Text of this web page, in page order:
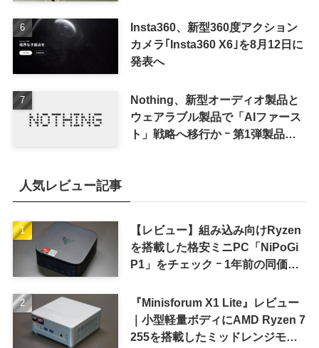
Insta360、新型360度アクション
カメラ｢Insta360 X6｣を8月12日に
発表へ
Nothing、新型オーディオ製品と
ウェアラブル製品で「AIファース
ト」戦略へ移行か ｰ 第1弾製品は
人気レビュー記事
【レビュー】組み込み向けRyzen
を搭載した格安ミニPC「NiPoGi
P1」をチェック ｰ 1年前の同価格
『Minisforum X1 Lite』レビュー
｜小型軽量ボディにAMD Ryzen 7
255を搭載したミッドレンジモデ